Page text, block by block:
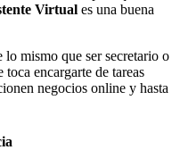
Virtual es una buena
lo mismo que ser secretario o
encargarte de tareas
negocios online y hasta